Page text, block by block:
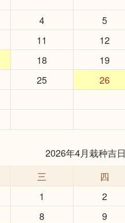
4 5
11 12
18 19
25 26
2026年4月栽种吉日
三 四
1
2
8 9